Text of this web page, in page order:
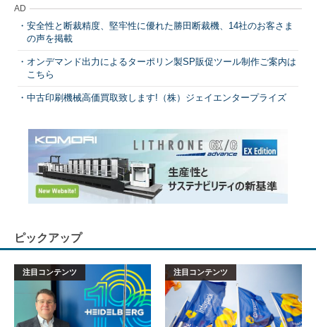
AD
安全性と断裁精度、堅牢性に優れた勝田断裁機、14社のお客さま
の声を掲載
オンデマンド出力によるターポリン製SP販促ツール制作ご案内は
こちら
中古印刷機械高価買取致します!（株）ジェイエンタープライズ
ピックアップ
注目コンテンツ 注目コンテンツ